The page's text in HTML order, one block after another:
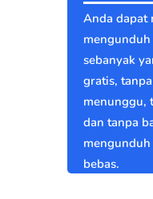
Anda dapat
sebanyak
gratis,
menunggu,
dan tanpa
bebas.